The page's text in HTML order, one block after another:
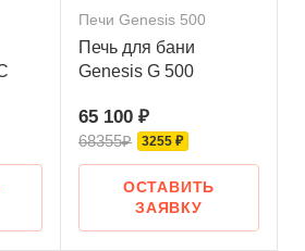
Печи Genesis 500
Печь для бани
Genesis G 500
65 100 ₽
68355₽ 3255 ₽
ОСТАВИТЬ
ЗАЯВКУ